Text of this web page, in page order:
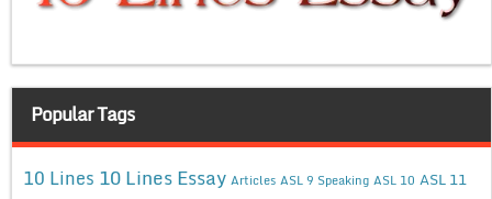
Popular Tags
10 Lines 10 Lines Essay Articles ASL 9 Speaking ASL 10 ASL 11